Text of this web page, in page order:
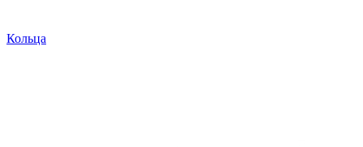
Кольца